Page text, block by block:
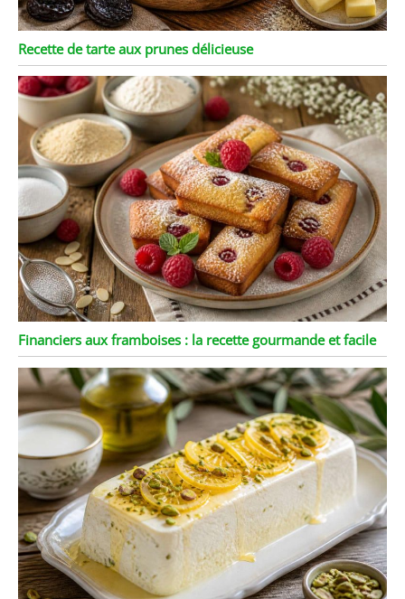
Recette de tarte aux prunes délicieuse
Financiers aux framboises : la recette gourmande et facile